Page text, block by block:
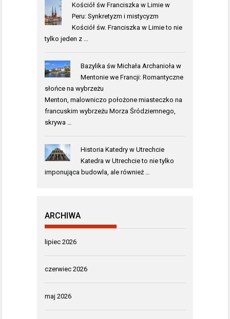
Kościół św Franciszka w Limie w
Peru: Synkretyzm i mistycyzm
Kościół św. Franciszka w Limie to nie
tylko jeden z …
Bazylika św Michała Archanioła w
Mentonie we Francji: Romantyczne
słońce na wybrzeżu
Menton, malowniczo położone miasteczko na
francuskim wybrzeżu Morza Śródziemnego,
skrywa …
Historia Katedry w Utrechcie
Katedra w Utrechcie to nie tylko
imponująca budowla, ale również …
ARCHIWA
lipiec 2026
czerwiec 2026
maj 2026